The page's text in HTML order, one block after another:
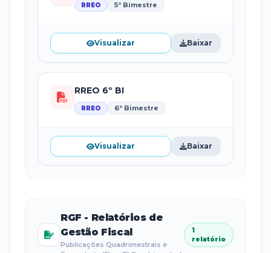
RREO 5º Bimestre
Visualizar Baixar
RREO 6º BI
RREO 6º Bimestre
Visualizar Baixar
RGF - Relatórios de
Gestão Fiscal
Publicações Quadrimestrais e
1
relatório